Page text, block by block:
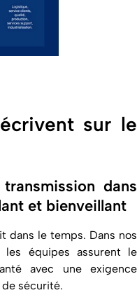
sur le
dans
et bienveillant
dans le temps. Dans nos
les équipes assurent le
avec une exigence
sécurité.